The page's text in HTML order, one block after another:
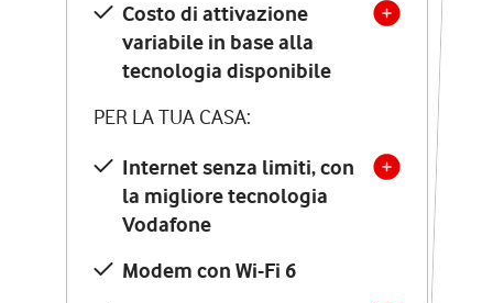
Costo di attivazione
variabile in base alla
tecnologia disponibile
PER LA TUA CASA:
Internet senza limiti, con
la migliore tecnologia
Vodafone
Modem con Wi-Fi 6
Costo di attivazione
variabile in base alla
tecnologia disponibile
PER LA TUA CASA:
Internet senza limiti, con
la migliore tecnologia
Vodafone
Modem Seven con Wi-Fi 7
Chiamate illimitate verso
numeri fissi e mobili